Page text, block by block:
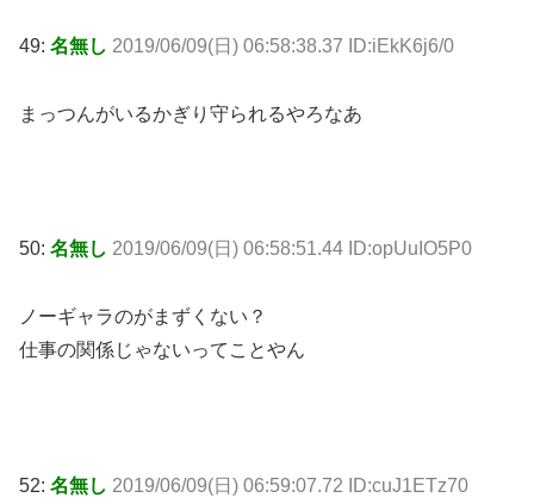
49: 名無し 2019/06/09(日) 06:58:38.37 ID:iEkK6j6/0
まっつんがいるかぎり守られるやろなあ
50: 名無し 2019/06/09(日) 06:58:51.44 ID:opUuIO5P0
ノーギャラのがまずくない？
仕事の関係じゃないってことやん
52: 名無し 2019/06/09(日) 06:59:07.72 ID:cuJ1ETz70